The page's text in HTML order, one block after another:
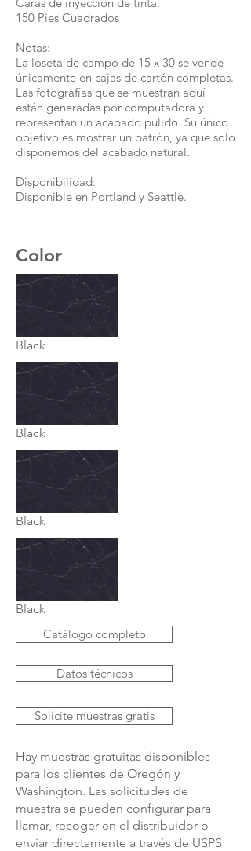
150 Pies Cuadrados
Notas:
La loseta de campo de 15 x 30 se vende
únicamente en cajas de cartón completas.
Las fotografías que se muestran aquí
están generadas por computadora y
representan un acabado pulido. Su único
objetivo es mostrar un patrón, ya que solo
disponemos del acabado natural.
Disponibilidad:
Disponible en Portland y Seattle.
Color
Black
Black
Black
Black
Catálogo completo
Datos técnicos
Solicite muestras gratis
Hay muestras gratuitas disponibles
para los clientes de Oregón y
Washington. Las solicitudes de
muestra se pueden configurar para
llamar, recoger en el distribuidor o
enviar directamente a través de USPS